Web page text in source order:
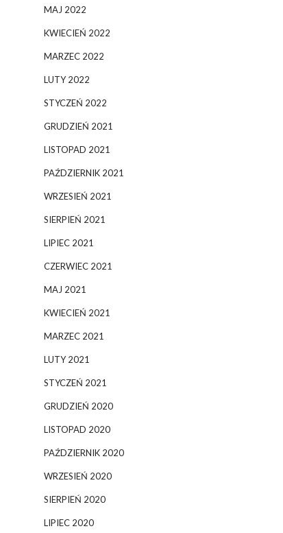
MAJ 2022
KWIECIEŃ 2022
MARZEC 2022
LUTY 2022
STYCZEŃ 2022
GRUDZIEŃ 2021
LISTOPAD 2021
PAŹDZIERNIK 2021
WRZESIEŃ 2021
SIERPIEŃ 2021
LIPIEC 2021
CZERWIEC 2021
MAJ 2021
KWIECIEŃ 2021
MARZEC 2021
LUTY 2021
STYCZEŃ 2021
GRUDZIEŃ 2020
LISTOPAD 2020
PAŹDZIERNIK 2020
WRZESIEŃ 2020
SIERPIEŃ 2020
LIPIEC 2020